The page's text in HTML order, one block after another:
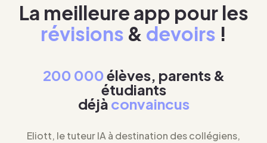
La meilleure app pour les
révisions & devoirs !
200 000élèves, parents &
étudiants
déjà convaincus
Eliott, le tuteur IA à destination des collégiens,